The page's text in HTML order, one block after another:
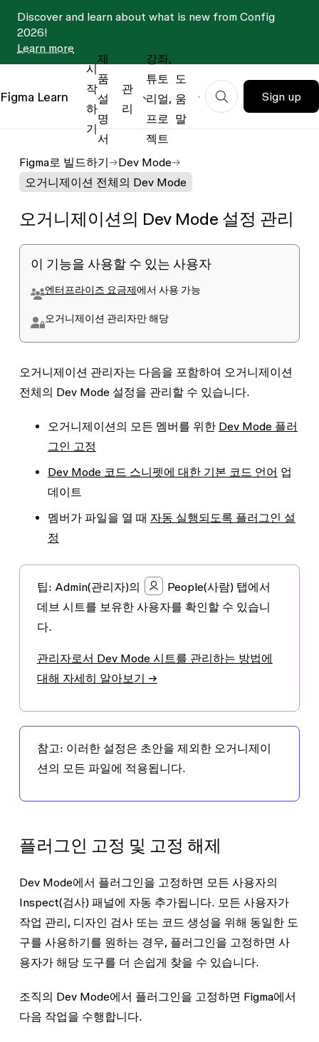
Discover and learn about what is new from Config
2026!
Learn more
Figma Learn
시
작
하
기
제
품
설
명
서
관
리
강좌,
튜토
리얼,
프로
젝트
도
움
말
Sign up
Figma로 빌드하기
Dev Mode
오거니제이션 전체의 Dev Mode
오거니제이션의 Dev Mode 설정 관리
이 기능을 사용할 수 있는 사용자
엔터프라이즈 요금제에서 사용 가능
오거니제이션 관리자만 해당
오거니제이션 관리자는 다음을 포함하여 오거니제이션
전체의 Dev Mode 설정을 관리할 수 있습니다.
오거니제이션의 모든 멤버를 위한 Dev Mode 플러
그인 고정
Dev Mode 코드 스니펫에 대한 기본 코드 언어 업
데이트
멤버가 파일을 열 때 자동 실행되도록 플러그인 설
정
팁: Admin(관리자)의 People(사람) 탭에서
데브 시트를 보유한 사용자를 확인할 수 있습니
다.
관리자로서 Dev Mode 시트를 관리하는 방법에
대해 자세히 알아보기 →
참고: 이러한 설정은 초안을 제외한 오거니제이
션의 모든 파일에 적용됩니다.
플러그인 고정 및 고정 해제
Dev Mode에서 플러그인을 고정하면 모든 사용자의
Inspect(검사) 패널에 자동 추가됩니다. 모든 사용자가
작업 관리, 디자인 검사 또는 코드 생성을 위해 동일한 도
구를 사용하기를 원하는 경우, 플러그인을 고정하면 사
용자가 해당 도구를 더 손쉽게 찾을 수 있습니다.
조직의 Dev Mode에서 플러그인을 고정하면 Figma에서
다음 작업을 수행합니다.